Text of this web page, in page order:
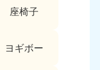
座椅子
ヨギボー5266
19:00 年中無休